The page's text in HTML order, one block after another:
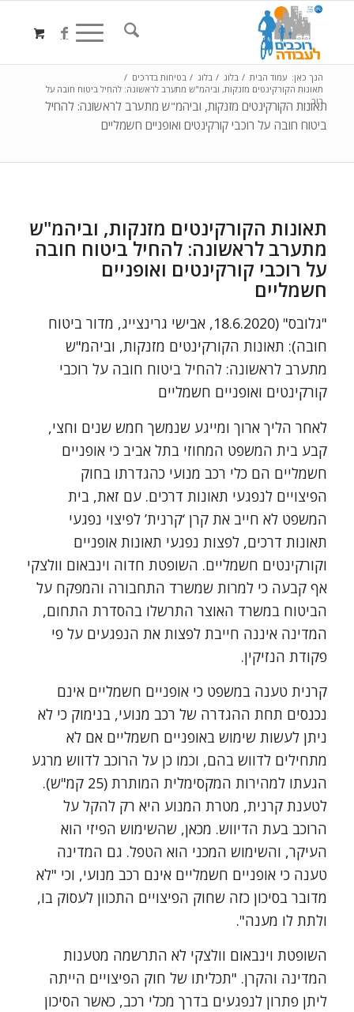
תאונות הקורקינטים מזנקות, וביהמ"ש מתערב לראשונה: להחיל
ביטוח חובה על רוכבי קורקינטים ואופניים חשמליים
הנך כאן: עמוד הבית / בלוג / בלוג / בטיחות בדרכים /
תאונות הקורקינטים מזנקות, וביהמ"ש מתערב לראשונה: להחיל ביטוח חובה על
רוכ...
תאונות הקורקינטים מזנקות, וביהמ"ש
מתערב לראשונה: להחיל ביטוח חובה
על רוכבי קורקינטים ואופניים
חשמליים
"גלובס" (18.6.2020, אבישי גרינצייג, מדור ביטוח
חובה): תאונות הקורקינטים מזנקות, וביהמ"ש
מתערב לראשונה: להחיל ביטוח חובה על רוכבי
קורקינטים ואופניים חשמליים
לאחר הליך ארוך ומייגע שנמשך חמש שנים וחצי,
קבע בית המשפט המחוזי בתל אביב כי אופניים
חשמליים הם כלי רכב מנועי כהגדרתו בחוק
הפיצויים לנפגעי תאונות דרכים. עם זאת, בית
המשפט לא חייב את קרן ‘קרנית’ לפיצוי נפגעי
תאונות דרכים, לפצות נפגעי תאונות אופניים
וקורקינטים חשמליים. השופטת חדוה וינבאום וולצקי
אף קבעה כי למרות שמשרד התחבורה והמפקח על
הביטוח במשרד האוצר התרשלו בהסדרת התחום,
המדינה איננה חייבת לפצות את הנפגעים על פי
פקודת הנזיקין.
קרנית טענה במשפט כי אופניים חשמליים אינם
נכנסים תחת ההגדרה של רכב מנועי, בנימוק כי לא
ניתן לעשות שימוש באופניים חשמליים אם לא
מתחילים לדווש בהם, וכמו כן על הרוכב לדווש מרגע
הגעתו למהירות המקסימלית המותרת (25 קמ"ש).
לטענת קרנית, מטרת המנוע היא רק להקל על
הרוכב בעת הדיווש. מכאן, שהשימוש הפיזי הוא
העיקר, והשימוש המכני הוא הטפל. גם המדינה
טענה כי אופניים חשמליים אינם רכב מנועי, וכי "לא
מדובר בסיכון כזה שחוק הפיצויים התכוון לעסוק בו,
ולתת לו מענה".
השופטת וינבאום וולצקי לא התרשמה מטענות
המדינה והקרן. "תכליתו של חוק הפיצויים הייתה
ליתן פתרון לנפגעים בדרך מכלי רכב, כאשר הסיכון